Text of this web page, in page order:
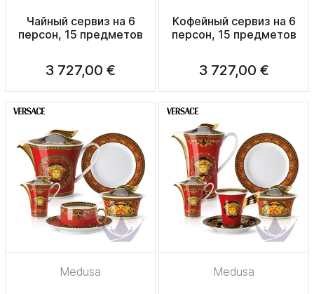
Чайный сервиз на 6
персон, 15 предметов
3 727,00 €
Кофейный сервиз на 6
персон, 15 предметов
3 727,00 €
Medusa Medusa